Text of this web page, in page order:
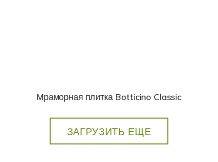
Мраморная плитка Botticino Classic
ЗАГРУЗИТЬ ЕЩЕ